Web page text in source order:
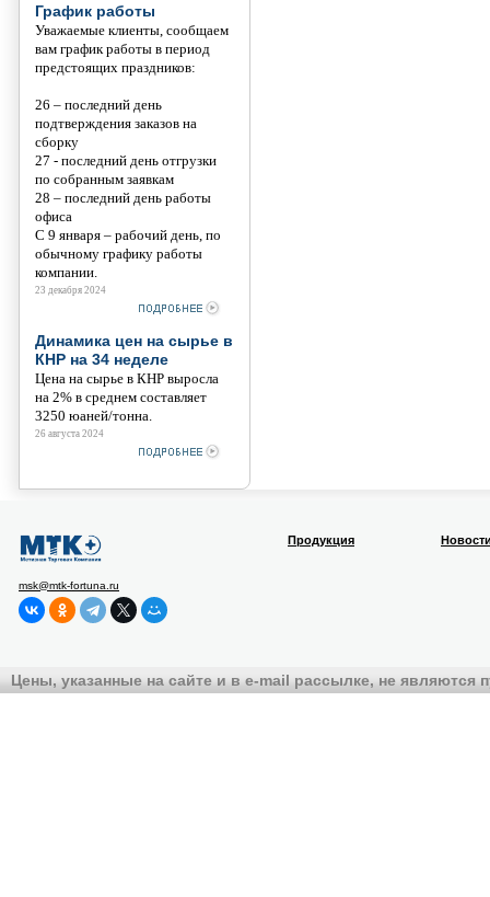
График работы
Уважаемые клиенты, сообщаем
вам график работы в период
предстоящих праздников:
26 – последний день
подтверждения заказов на
сборку
27 - последний день отгрузки
по собранным заявкам
28 – последний день работы
офиса
С 9 января – рабочий день, по
обычному графику работы
компании.
23 декабря 2024
Динамика цен на сырье в
КНР на 34 неделе
Цена на сырье в КНР выросла
на 2% в среднем составляет
3250 юаней/тонна.
26 августа 2024
msk@mtk-fortuna.ru
Продукция
Цены, указанные на сайте и в e-mail рассылке, не являются